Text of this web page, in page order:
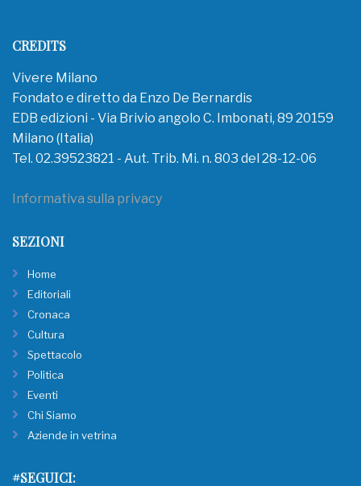
CREDITS
Vivere Milano
Fondato e diretto da Enzo De Bernardis
EDB edizioni - Via Brivio angolo C. Imbonati, 89 20159
Milano (Italia)
Tel. 02.39523821 - Aut. Trib. Mi. n. 803 del 28-12-06
Informativa sulla privacy
SEZIONI
Home
Editoriali
Cronaca
Cultura
Spettacolo
Politica
Eventi
Chi Siamo
Aziende in vetrina
#SEGUICI: